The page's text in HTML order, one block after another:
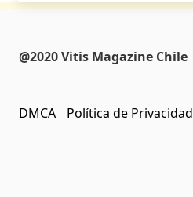
@2020 Vitis Magazine Chile
DMCA Política de Privacidad